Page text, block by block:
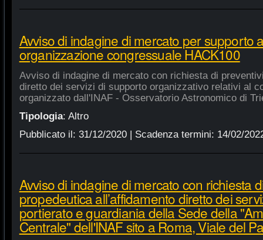
Avviso di indagine di mercato per supporto
organizzazione congressuale HACK100
Avviso di indagine di mercato con richiesta di
diretto dei servizi di supporto organizzativo relativi al
organizzato dall'INAF - Osservatorio Astronomico di
Tipologia: Altro
Pubblicato il: 31/12/2020| Scadenza termini: 14/02/
Avviso di indagine di mercato con richiesta
propedeutica all’affidamento diretto dei
portierato e guardiania della Sede della
Centrale" dell'INAF sito a Roma, Viale del